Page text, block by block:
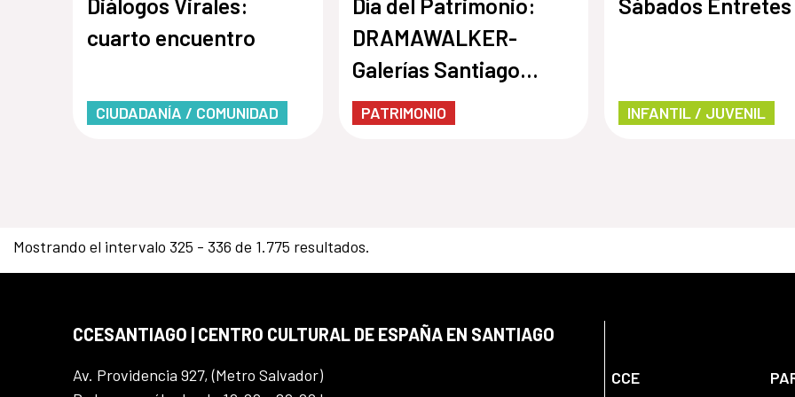
cuarto encuentro
CIUDADANÍA / COMUNIDAD
DRAMAWALKER-
Galerías Santiago
Centro
PATRIMONIO INFANTIL / JUVENIL
Mostrando el intervalo 325 - 336 de 1.775 resultados.
CCESANTIAGO | CENTRO CULTURAL DE ESPAÑA EN SANTIAGO
Av. Providencia 927, (Metro Salvador)
CCE